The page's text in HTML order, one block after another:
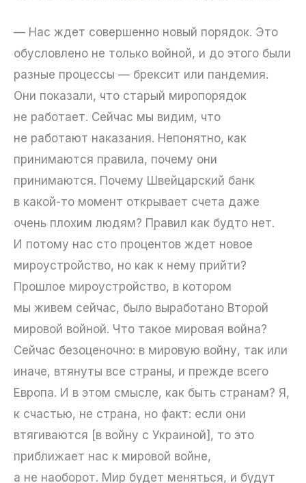
— Нас ждет совершенно новый порядок. Это
обусловлено не только войной, и до этого были
разные процессы — брексит или пандемия.
Они показали, что старый миропорядок
не работает. Сейчас мы видим, что
не работают наказания. Непонятно, как
принимаются правила, почему они
принимаются. Почему Швейцарский банк
в какой-то момент открывает счета даже
очень плохим людям? Правил как будто нет.
И потому нас сто процентов ждет новое
мироустройство, но как к нему прийти?
Прошлое мироустройство, в котором
мы живем сейчас, было выработано Второй
мировой войной. Что такое мировая война?
Сейчас безоценочно: в мировую войну, так или
иначе, втянуты все страны, и прежде всего
Европа. И в этом смысле, как быть странам? Я,
к счастью, не страна, но факт: если они
втягиваются [в войну с Украиной], то это
приближает нас к мировой войне,
а не наоборот. Мир будет меняться, и будут